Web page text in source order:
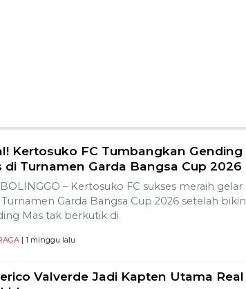
Kertosuko FC Tumbangkan Gending
di Turnamen Garda Bangsa Cup 2026
– Kertosuko FC sukses meraih gelar
Turnamen Garda Bangsa Cup 2026 setelah bikin
Mas tak berkutik di
| 1 minggu lalu
Valverde Jadi Kapten Utama Real